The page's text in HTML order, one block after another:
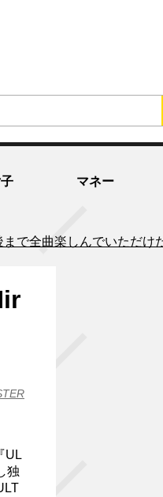
マネー
で全曲楽しんでいただけ
UL
独